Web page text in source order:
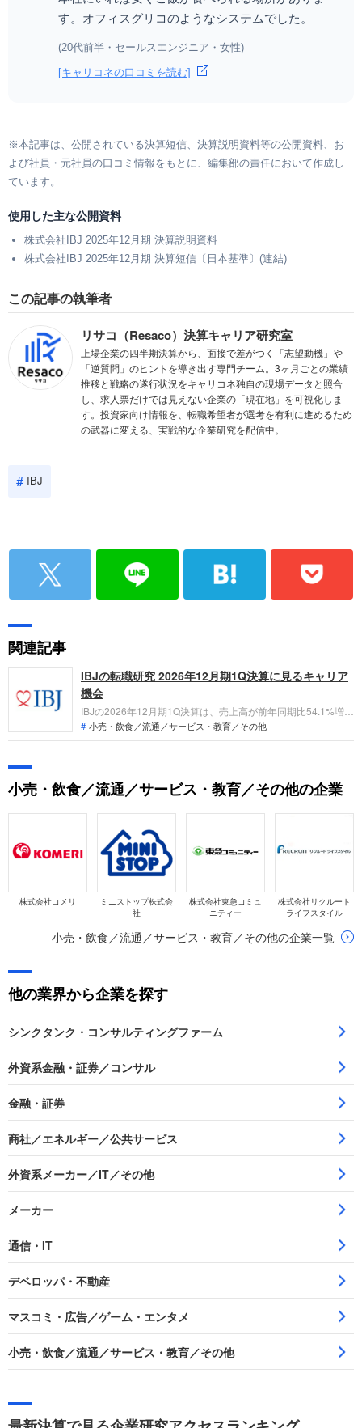
す。オフィスグリコのようなシステムでした。
(20代前半・セールスエンジニア・女性)
[キャリコネの口コミを読む]
※本記事は、公開されている決算短信、決算説明資料等の公開資料、お
よび社員・元社員の口コミ情報をもとに、編集部の責任において作成し
ています。
使用した主な公開資料
株式会社IBJ 2025年12月期 決算説明資料
株式会社IBJ 2025年12月期 決算短信〔日本基準〕(連結)
この記事の執筆者
リサコ（Resaco）決算キャリア研究室
上場企業の四半期決算から、面接で差がつく「志望動機」や
「逆質問」のヒントを導き出す専門チーム。3ヶ月ごとの業績
推移と戦略の遂行状況をキャリコネ独自の現場データと照合
し、求人票だけでは見えない企業の「現在地」を可視化しま
す。投資家向け情報を、転職希望者が選考を有利に進めるため
の武器に変える、実戦的な企業研究を配信中。
IBJ
関連記事
IBJの転職研究 2026年12月期1Q決算に見るキャリア
機会
IBJの2026年12月期1Q決算は、売上高が前年同期比54.1%増、
営業利益が56.9%増と大幅な増収増益を達成。デコルテ社の連
結化を機に「ウエディング&フォト事業」を新設しました。
小売・飲食／流通／サービス・教育／その他
小売・飲食／流通／サービス・教育／その他の企業
株式会社コメリ
ミニストップ株式会
社
株式会社東急コミュ
ニティー
株式会社リクルート
ライフスタイル
小売・飲食／流通／サービス・教育／その他の企業一覧
他の業界から企業を探す
シンクタンク・コンサルティングファーム
外資系金融・証券／コンサル
金融・証券
商社／エネルギー／公共サービス
外資系メーカー／IT／その他
メーカー
通信・IT
デベロッパ・不動産
マスコミ・広告／ゲーム・エンタメ
小売・飲食／流通／サービス・教育／その他